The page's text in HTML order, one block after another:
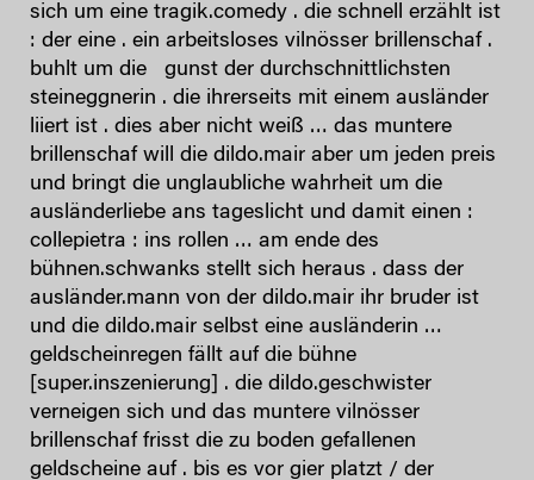
sich um eine tragik.comedy . die schnell erzählt ist
: der eine . ein arbeitsloses vilnösser brillenschaf .
buhlt um die gunst der durchschnittlichsten
steineggnerin . die ihrerseits mit einem ausländer
liiert ist . dies aber nicht weiß … das muntere
brillenschaf will die dildo.mair aber um jeden preis
und bringt die unglaubliche wahrheit um die
ausländerliebe ans tageslicht und damit einen :
collepietra : ins rollen … am ende des
bühnen.schwanks stellt sich heraus . dass der
ausländer.mann von der dildo.mair ihr bruder ist
und die dildo.mair selbst eine ausländerin …
geldscheinregen fällt auf die bühne
[super.inszenierung] . die dildo.geschwister
verneigen sich und das muntere vilnösser
brillenschaf frisst die zu boden gefallenen
geldscheine auf . bis es vor gier platzt / der